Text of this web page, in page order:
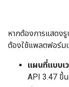
หากต้องการแสดง
ต้องใช้แพลตฟอร์ม
แผนที่แบบเ
API 3.47 ขึ้น